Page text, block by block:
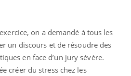
on a demandé à tous les
un discours et de résoudre des
en face d’un jury sévère.
créer du stress chez les